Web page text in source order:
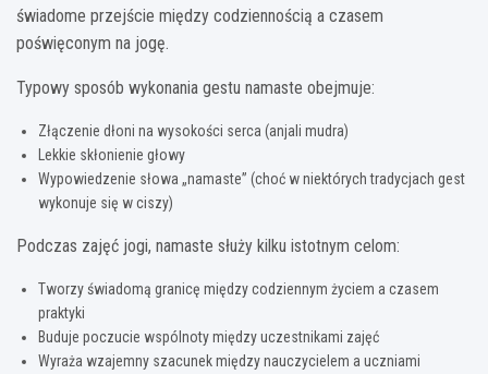
świadome przejście między codziennością a czasem
poświęconym na jogę.
Typowy sposób wykonania gestu namaste obejmuje:
Złączenie dłoni na wysokości serca (anjali mudra)
Lekkie skłonienie głowy
Wypowiedzenie słowa „namaste” (choć w niektórych tradycjach gest
wykonuje się w ciszy)
Podczas zajęć jogi, namaste służy kilku istotnym celom:
Tworzy świadomą granicę między codziennym życiem a czasem
praktyki
Buduje poczucie wspólnoty między uczestnikami zajęć
Wyraża wzajemny szacunek między nauczycielem a uczniami